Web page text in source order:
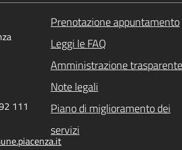
111
Prenotazione appuntamento
Leggi le FAQ
Amministrazione trasparente
Note legali
Piano di miglioramento dei
servizi